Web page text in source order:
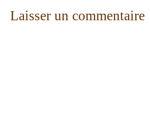
Laisser un commentaire